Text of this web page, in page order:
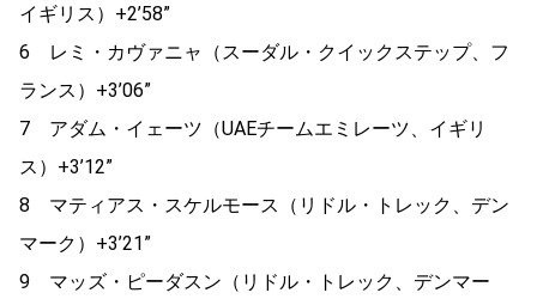
イギリス）+2’58”
6 レミ・カヴァニャ（スーダル・クイックステップ、フ
ランス）+3’06”
7 アダム・イェーツ（UAEチームエミレーツ、イギリ
ス）+3’12”
8 マティアス・スケルモース（リドル・トレック、デン
マーク）+3’21”
9 マッズ・ピーダスン（リドル・トレック、デンマー